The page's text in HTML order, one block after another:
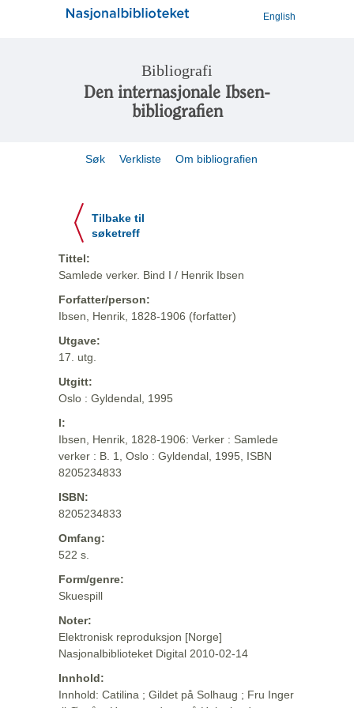
English
Bibliografi
Den internasjonale Ibsen-
bibliografien
Søk Verkliste Om bibliografien
Tilbake til
søketreff
Tittel:
Samlede verker. Bind I / Henrik Ibsen
Forfatter/person:
Ibsen, Henrik, 1828-1906 (forfatter)
Utgave:
17. utg.
Utgitt:
Oslo : Gyldendal, 1995
I:
Ibsen, Henrik, 1828-1906: Verker : Samlede
verker : B. 1, Oslo : Gyldendal, 1995, ISBN
8205234833
ISBN:
8205234833
Omfang:
522 s.
Form/genre:
Skuespill
Noter:
Elektronisk reproduksjon [Norge]
Nasjonalbiblioteket Digital 2010-02-14
Innhold:
Innhold: Catilina ; Gildet på Solhaug ; Fru Inger